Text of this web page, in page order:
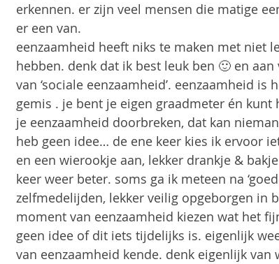
erkennen. er zijn veel mensen die matige
er een van.
eenzaamheid heeft niks te maken met niet
hebben. denk dat ik best leuk ben 🙂 en
van ‘sociale eenzaamheid’. eenzaamheid
gemis . je bent je eigen graadmeter én
je eenzaamheid doorbreken, dat kan
heb geen idee… de ene keer kies ik ervoor
en een wierookje aan, lekker drankje &
keer weer beter. soms ga ik meteen na
zelfmedelijden, lekker veilig opgeborgen in
moment van eenzaamheid kiezen wat het
geen idee of dit iets tijdelijks is. eigenlijk
van eenzaamheid kende. denk eigenlijk